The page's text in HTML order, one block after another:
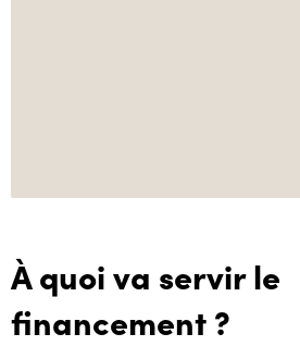
À quoi va servir le
financement ?